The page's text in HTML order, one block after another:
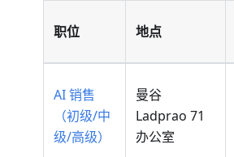
职位 地点
AI 销售
（初级/中
级/高级）
曼谷
Ladprao 71
办公室